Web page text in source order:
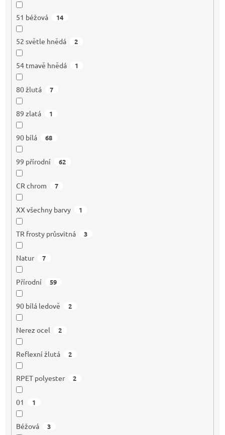
51 béžová 14
52 světle hnědá 2
54 tmavě hnědá 1
80 žlutá 7
89 zlatá 1
90 bílá 68
99 přírodní 62
CR chrom 7
XX všechny barvy 1
TR frosty průsvitná 3
Natur 7
Přírodní 59
90 bílá ledově 2
Nerez ocel 2
Reflexní žlutá 2
RPET polyester 2
01 1
Béžová 3